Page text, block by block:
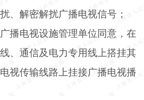
、解密解扰广播电视信号；
广播电视设施管理单位同意，在
、通信及电力专用线上搭挂其
视传输线路上挂接广播电视播